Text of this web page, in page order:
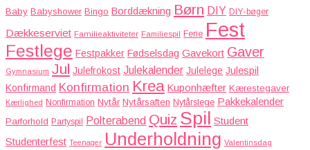
Baby Babyshower Bingo Borddækning Børn DIY DIY-bøger
Dækkeserviet Familieaktiviteter Familiespil Ferie Fest
Festlege Festpakker Fødselsdag Gavekort Gaver
Gymnasium Jul Julefrokost Julekalender Julelege Julespil
Konfirmand Konfirmation Krea Kuponhæfter Kærestegaver
Kærlighed Nonfirmation Nytår Nytårsaften Nytårslege Pakkekalender
Parforhold Partyspil Polterabend Quiz Spil Student
Studenterfest Teenager Underholdning Valentinsdag